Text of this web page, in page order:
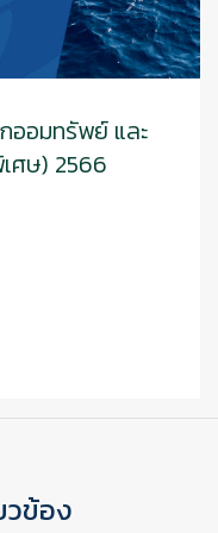
ออมทรัพย์ และ
ศษ) 2566
ารพิจารณาให้เงินกู้แก่สมา
ยบสหกรณ์ออมทรัพย์กรมป
ข้อง